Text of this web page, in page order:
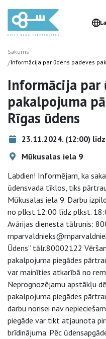
Sākums
/Informācija par ūdens padeves
Informācija par
pakalpojuma
Rīgas ūdens
23.11.2024. (12:00)
Mūkusalas iela 9
Labdien! Informējam, ka
ūdensvada tīklos, tiks
Mūkusalas iela 9. Darbu
no plkst.12:00 līdz plkst.
Avārijas dienesta tālrunis:
Ūdens” tālr.80002122
pakalpojuma piegādes
var mainīties atkarībā no
Neprognozējamu apstākļu
pakalpojuma piegādes
darbu norisei nav
piegāde var tikt atjaunota
brīdinājuma. Pēc